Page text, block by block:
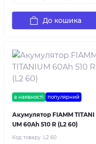
До кошика
в наявності популярний
Акумулятор FIAMM TITANI
UM 60Ah 510 R (L2 60)
Код товару: L2 60